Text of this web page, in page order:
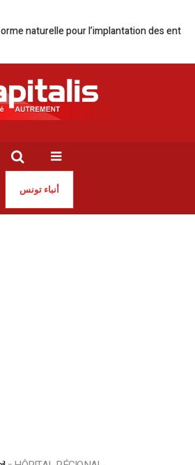
pour l’implantation des entreprises
أنباء تونس